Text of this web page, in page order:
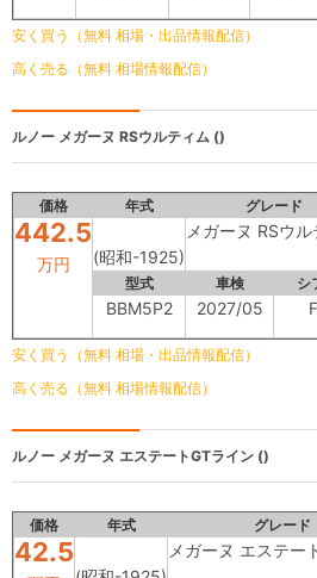
安く買う（無料 相場・出品情報配信）
高く売る（無料 相場情報配信）
ルノー メガーヌ RSウルティム ()
価格 年式 グレード
442.5
万円 (昭和-1925)
メガーヌ RSウル
型式 車検 シ
BBM5P2 2027/05
安く買う（無料 相場・出品情報配信）
高く売る（無料 相場情報配信）
ルノー メガーヌ エステートGTライン ()
価格 年式 グレード
42.5 メガーヌ エステー